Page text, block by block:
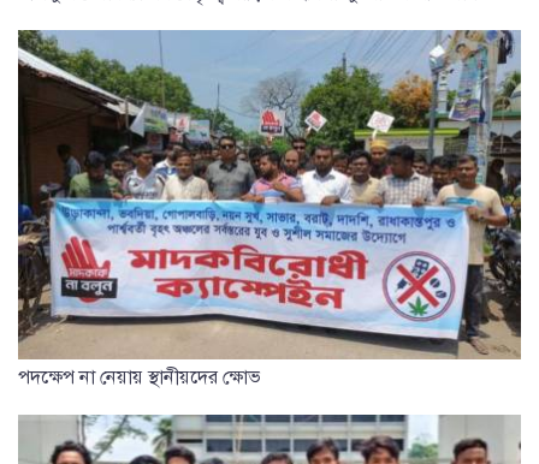
পদক্ষেপ না নেয়ায় স্থানীয়দের ক্ষোভ